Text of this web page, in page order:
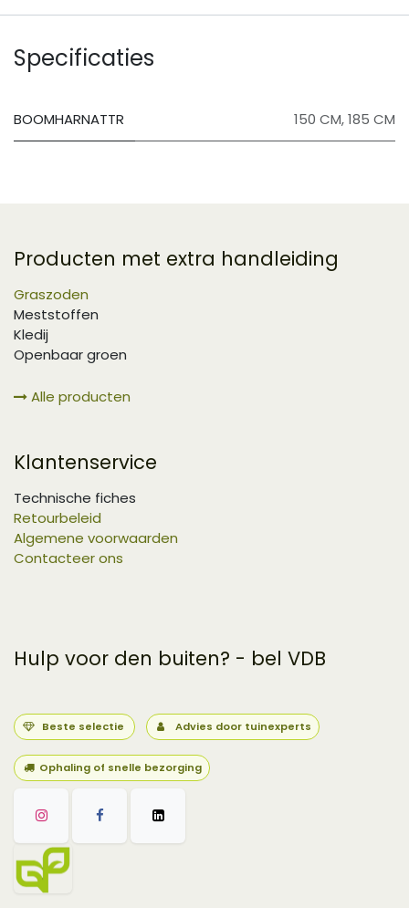
Specificaties
BOOMHARNATTR 150 CM,185 CM
Producten met extra handleiding
Graszoden
Meststoffen
Kledij
Openbaar groen
Alle producten
Klantenservice
Technische fiches
Retourbeleid
Algemene voorwaarden
Contacteer ons
Hulp voor den buiten? - bel VDB
Beste selectie Advies door tuinexperts
Ophaling of snelle bezorging